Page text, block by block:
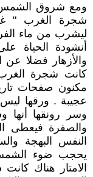
ومع شروق
شجرة الغرب "
ليشرب من ماء
أنشودة الحياة
والأزهار فضلا عن
كانت شجرة
مكنون صفحات
عجيبة . ورقها
وسر رونقها أنها
والصفرة فيعطى
النفس البهجة
يحجب ضوء الشمس
الامتار هناك